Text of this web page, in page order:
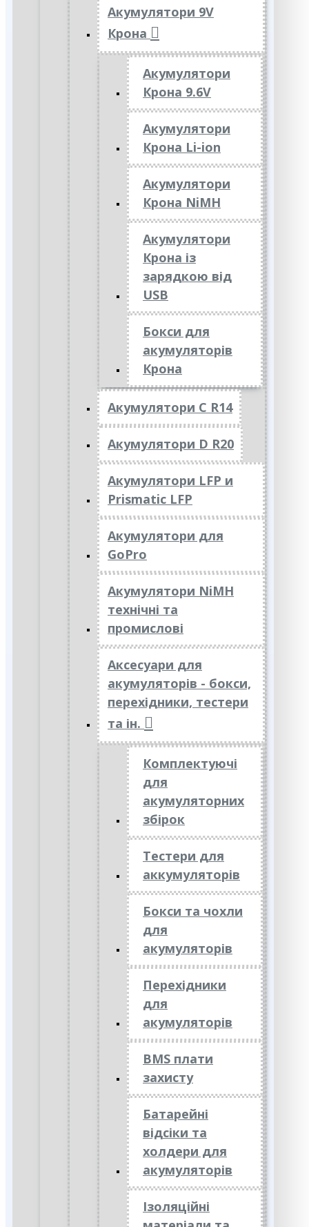
Акумулятори 9V
Крона
Акумулятори
Крона 9.6V
Акумулятори
Крона Li-ion
Акумулятори
Крона NiMH
Акумулятори
Крона із
зарядкою від
USB
Бокси для
акумуляторів
Крона
Акумулятори C R14
Акумулятори D R20
Акумулятори LFP и
Prismatic LFP
Акумулятори для
GoPro
Акумулятори NiMH
технічні та
промислові
Аксесуари для
акумуляторів - бокси,
перехідники, тестери
та ін.
Комплектуючі
для
акумуляторних
збірок
Тестери для
аккумуляторів
Бокси та чохли
для
акумуляторів
Перехідники
для
акумуляторів
BMS плати
захисту
Батарейні
відсіки та
холдери для
акумуляторів
Ізоляційні